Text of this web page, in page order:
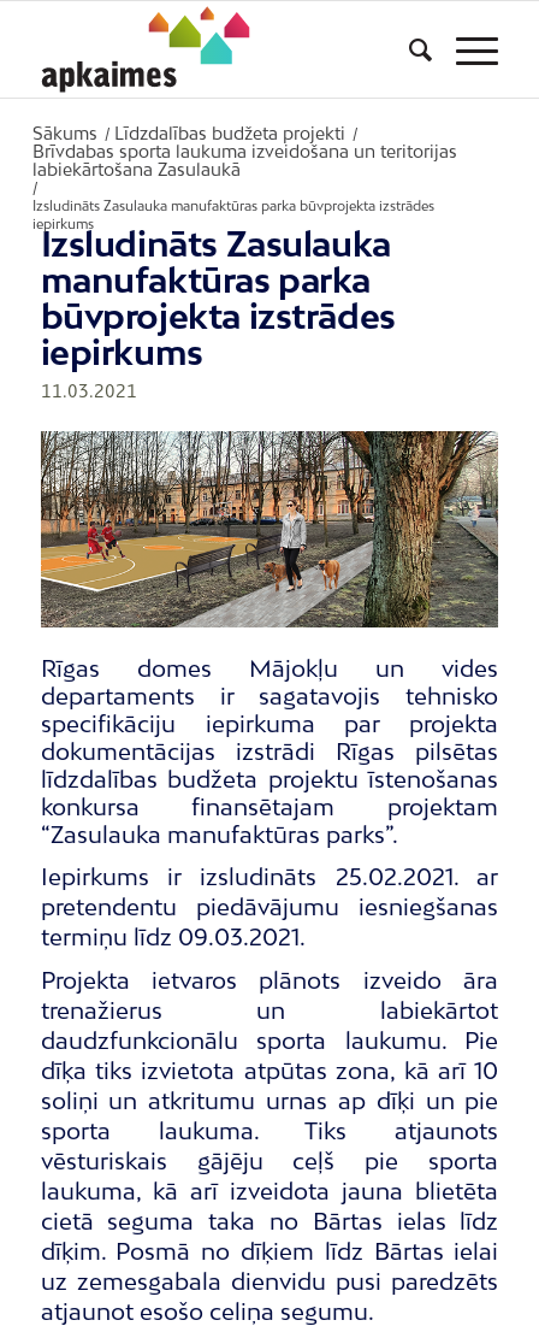
Sākums / Līdzdalības budžeta projekti /
Brīvdabas sporta laukuma izveidošana un teritorijas
labiekārtošana Zasulaukā
/
Izsludināts Zasulauka manufaktūras parka būvprojekta izstrādes
iepirkums
Izsludināts Zasulauka
manufaktūras parka
būvprojekta izstrādes
iepirkums
11.03.2021
Rīgas domes Mājokļu un vides
departaments ir sagatavojis tehnisko
specifikāciju iepirkuma par projekta
dokumentācijas izstrādi Rīgas pilsētas
līdzdalības budžeta projektu īstenošanas
konkursa finansētajam projektam
“Zasulauka manufaktūras parks”.
Iepirkums ir izsludināts 25.02.2021. ar
pretendentu piedāvājumu iesniegšanas
termiņu līdz 09.03.2021.
Projekta ietvaros plānots izveido āra
trenažierus un labiekārtot
daudzfunkcionālu sporta laukumu. Pie
dīķa tiks izvietota atpūtas zona, kā arī 10
soliņi un atkritumu urnas ap dīķi un pie
sporta laukuma. Tiks atjaunots
vēsturiskais gājēju ceļš pie sporta
laukuma, kā arī izveidota jauna blietēta
cietā seguma taka no Bārtas ielas līdz
dīķim. Posmā no dīķiem līdz Bārtas ielai
uz zemesgabala dienvidu pusi paredzēts
atjaunot esošo celiņa segumu.